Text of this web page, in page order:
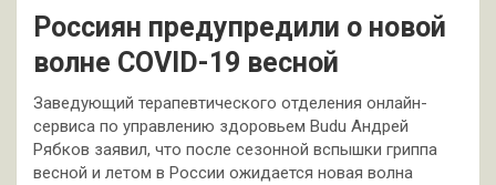
Россиян предупредили о новой
волне COVID-19 весной
Заведующий терапевтического отделения онлайн-
сервиса по управлению здоровьем Budu Андрей
Рябков заявил, что после сезонной вспышки гриппа
весной и летом в России ожидается новая волна